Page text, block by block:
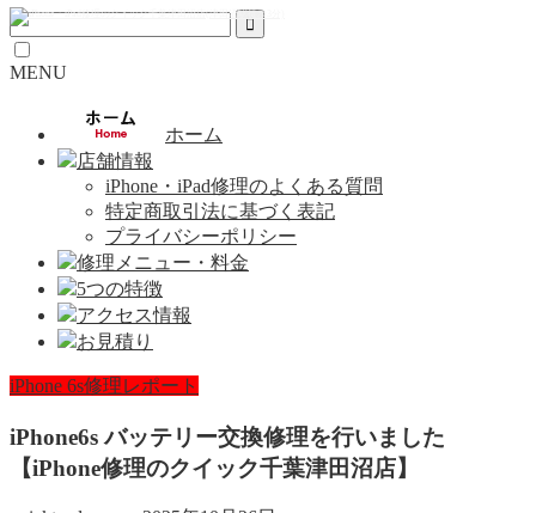
MENU
ホーム
店舗情報
iPhone・iPad修理のよくある質問
特定商取引法に基づく表記
プライバシーポリシー
修理メニュー・料金
5つの特徴
アクセス情報
お見積り
iPhone 6s修理レポート
iPhone6s バッテリー交換修理を行いました
【iPhone修理のクイック千葉津田沼店】